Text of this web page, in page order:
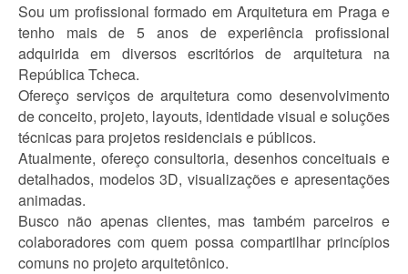
Sou um profissional formado em Arquitetura em Praga e
tenho mais de 5 anos de experiência profissional
adquirida em diversos escritórios de arquitetura na
República Tcheca.
Ofereço serviços de arquitetura como desenvolvimento
de conceito, projeto, layouts, identidade visual e soluções
técnicas para projetos residenciais e públicos.
Atualmente, ofereço consultoria, desenhos conceituais e
detalhados, modelos 3D, visualizações e apresentações
animadas.
Busco não apenas clientes, mas também parceiros e
colaboradores com quem possa compartilhar princípios
comuns no projeto arquitetônico.